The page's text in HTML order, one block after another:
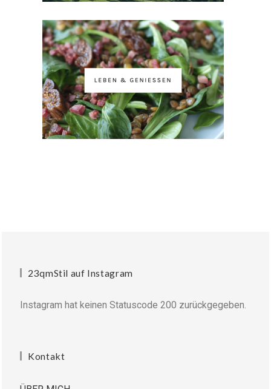
23qmStil auf Instagram
Instagram hat keinen Statuscode 200 zurückgegeben.
Kontakt